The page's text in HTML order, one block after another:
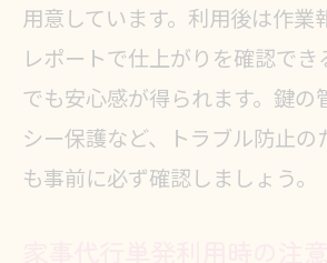
用意しています。利用後は作業
レポートで仕上がりを確認で
でも安心感が得られます。鍵の
シー保護など、トラブル防止
も事前に必ず確認しましょう。